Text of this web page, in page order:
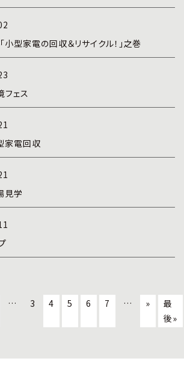
小型家電の回収＆リサイクル！」之巻
ェス
家電回収
見学
… 3 4 5 6 7 … »
最
後»